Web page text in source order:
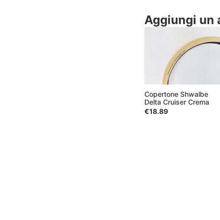
Aggiungi un
Copertone Shwalbe
Delta Cruiser Crema
€18.89